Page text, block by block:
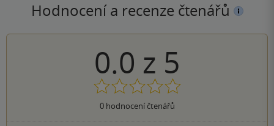
Hodnocení a recenze čtenářů
0.0 z 5
0hodnocení čtenářů